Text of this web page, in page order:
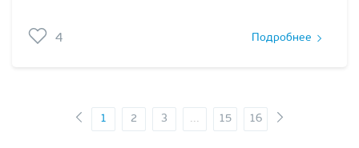
4 Подробнее
1 2 3 ... 15 16